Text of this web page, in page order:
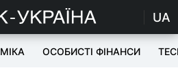
UA
ОСОБИСТІ ФІНАНСИ